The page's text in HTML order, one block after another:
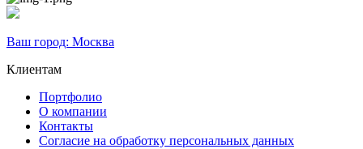
Ваш город: Москва
Клиентам
Портфолио
О компании
Контакты
Согласие на обработку персональных данных